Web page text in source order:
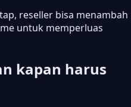
reseller bisa menambah
untuk memperluas
kapan harus